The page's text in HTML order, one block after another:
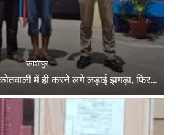
काशीपुर
में ही करने लगे लड़ाई झगड़ा, फिर…